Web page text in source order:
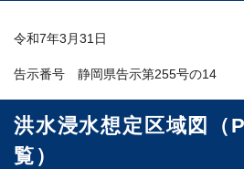
令和7年3月31日
告示番号 静岡県告示第255号の14
洪水浸水想定区域図（
覧）